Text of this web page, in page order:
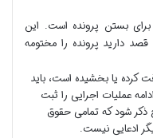
بستن پرونده است. این
دارید پرونده را مختومه
کرده یا بخشیده است، باید
عملیات اجرایی را ثبت
ذکر شود که تمامی حقوق
ادعایی نیست.